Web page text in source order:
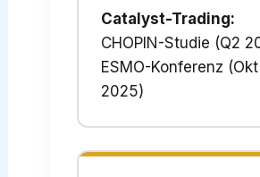
Catalyst-Trading:
CHOPIN-Studie (Q2
ESMO-Konferenz (Okt
2025)